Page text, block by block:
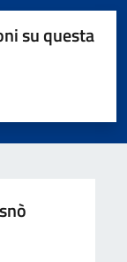
su questa